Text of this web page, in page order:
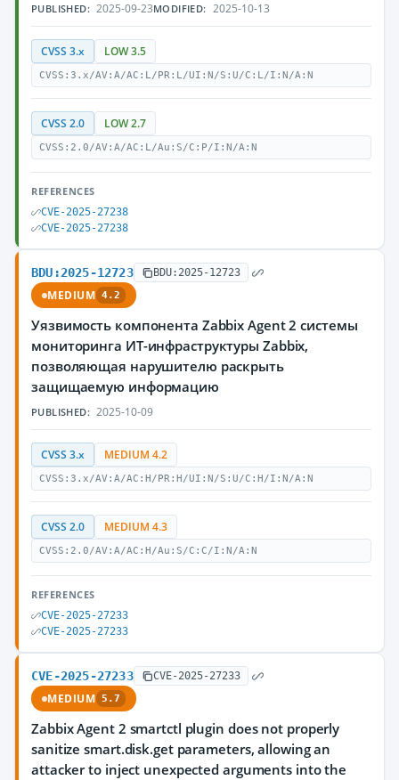
PUBLISHED: 2025-09-23MODIFIED: 2025-10-13
CVSS 3.x LOW 3.5
CVSS:3.x/AV:A/AC:L/PR:L/UI:N/S:U/C:L/I:N/A:N
CVSS 2.0 LOW 2.7
CVSS:2.0/AV:A/AC:L/Au:S/C:P/I:N/A:N
REFERENCES
CVE-2025-27238
CVE-2025-27238
BDU:2025-12723 BDU:2025-12723
MEDIUM 4.2
Уязвимость компонента Zabbix Agent 2 системы
мониторинга ИТ-инфраструктуры Zabbix,
позволяющая нарушителю раскрыть
защищаемую информацию
PUBLISHED: 2025-10-09
CVSS 3.x MEDIUM 4.2
CVSS:3.x/AV:A/AC:H/PR:H/UI:N/S:U/C:H/I:N/A:N
CVSS 2.0 MEDIUM 4.3
CVSS:2.0/AV:A/AC:H/Au:S/C:C/I:N/A:N
REFERENCES
CVE-2025-27233
CVE-2025-27233
CVE-2025-27233 CVE-2025-27233
MEDIUM 5.7
Zabbix Agent 2 smartctl plugin does not properly
sanitize smart.disk.get parameters, allowing an
attacker to inject unexpected arguments into the